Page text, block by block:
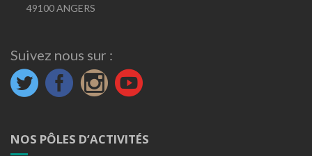
49100 ANGERS
Suivez nous sur :
NOS PÔLES D’ACTIVITÉS